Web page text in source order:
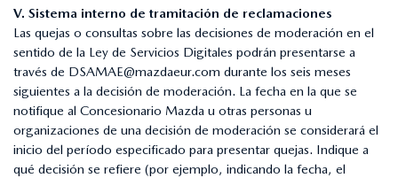
V. Sistema interno de tramitación de reclamaciones
Las quejas o consultas sobre las decisiones de moderación en el
sentido de la Ley de Servicios Digitales podrán presentarse a
través de DSAMAE@mazdaeur.com durante los seis meses
siguientes a la decisión de moderación. La fecha en la que se
notifique al Concesionario Mazda u otras personas u
organizaciones de una decisión de moderación se considerará el
inicio del período especificado para presentar quejas. Indique a
qué decisión se refiere (por ejemplo, indicando la fecha, el